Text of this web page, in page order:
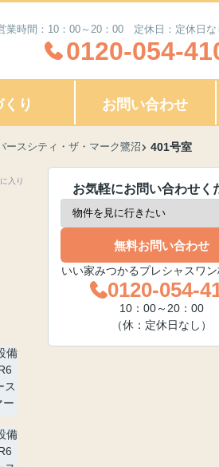
業時間：10：00～20：00 定休日：定休日な
0120-054-
り お問い合わせ
スシティ・ザ・マーク鷺沼 401号室
入り
お気軽にお問い合わせく
無料お問い合わせ
いい家みつかるプレシャスワ
0120-054-
10：00～20：00
（休：定休日なし）